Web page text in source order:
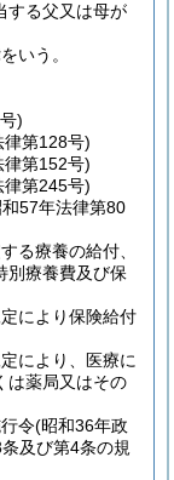
する父又は母が
いう。
)
第128号)
第152号)
第245号)
57年法律第80
る療養の給付、
別療養費及び保
により保険給付
により、医療に
は薬局又はその
令(昭和36年政
及び第4条の規